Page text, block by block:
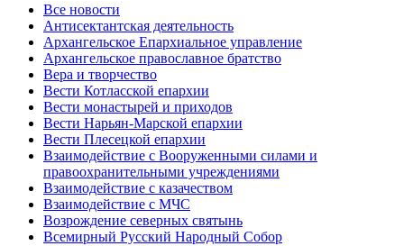
Все новости
Антисектантская деятельность
Архангельское Епархиальное управление
Архангельское православное братство
Вера и творчество
Вести Котласской епархии
Вести монастырей и приходов
Вести Нарьян-Марской епархии
Вести Плесецкой епархии
Взаимодействие с Вооруженными силами и
правоохранительными учреждениями
Взаимодействие с казачеством
Взаимодействие с МЧС
Возрождение северных святынь
Всемирный Русский Народный Собор